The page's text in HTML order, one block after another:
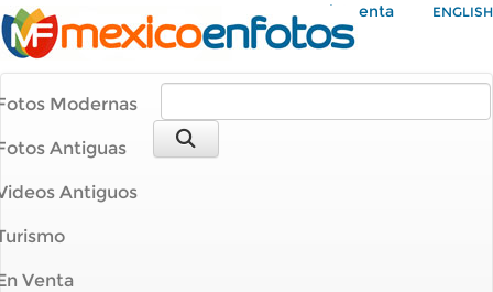
Mi Cuenta ENGLISH
Modernas
Antiguas
Antiguos
Venta